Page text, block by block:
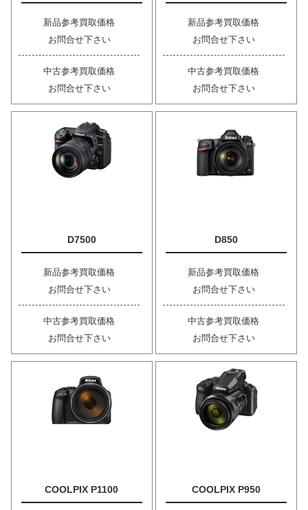
新品参考買取価格
お問合せ下さい
中古参考買取価格
お問合せ下さい
新品参考買取価格
お問合せ下さい
中古参考買取価格
お問合せ下さい
D7500
新品参考買取価格
お問合せ下さい
中古参考買取価格
お問合せ下さい
D850
新品参考買取価格
お問合せ下さい
中古参考買取価格
お問合せ下さい
COOLPIX P1100 COOLPIX P950